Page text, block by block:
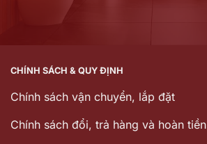
CHÍNH SÁCH & QUY ĐỊNH
Chính sách vận chuyển, lắp đặt
Chính sách đổi, trả hàng và hoàn tiền